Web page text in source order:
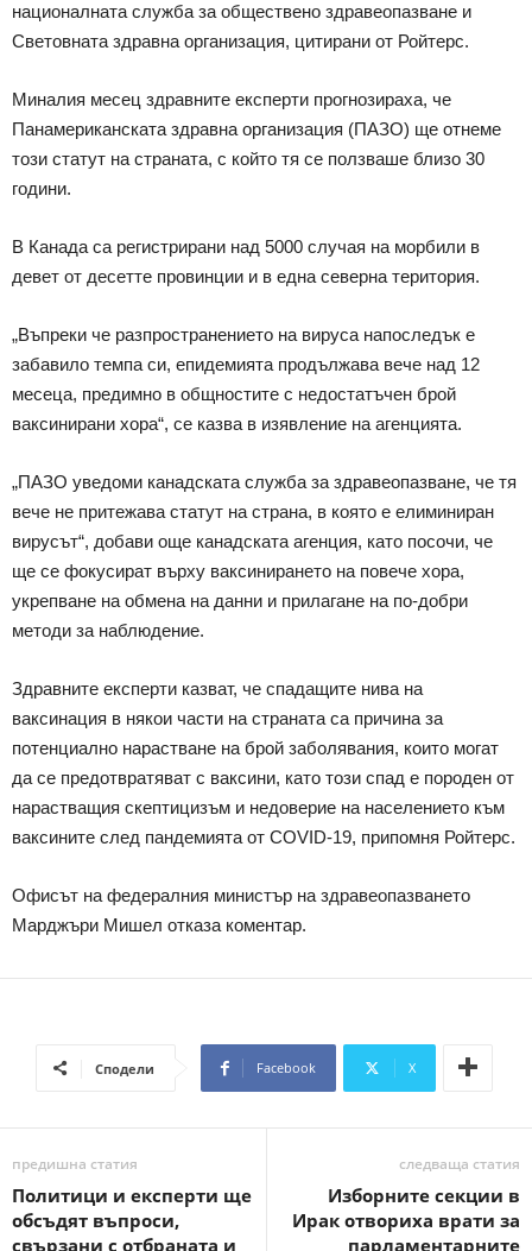
националната служба за обществено здравеопазване и
Световната здравна организация, цитирани от Ройтерс.
Миналия месец здравните експерти прогнозираха, че
Панамериканската здравна организация (ПАЗО) ще отнеме
този статут на страната, с който тя се ползваше близо 30
години.
В Канада са регистрирани над 5000 случая на морбили в
девет от десетте провинции и в една северна територия.
„Въпреки че разпространението на вируса напоследък е
забавило темпа си, епидемията продължава вече над 12
месеца, предимно в общностите с недостатъчен брой
ваксинирани хора“, се казва в изявление на агенцията.
„ПАЗО уведоми канадската служба за здравеопазване, че тя
вече не притежава статут на страна, в която е елиминиран
вирусът“, добави още канадската агенция, като посочи, че
ще се фокусират върху ваксинирането на повече хора,
укрепване на обмена на данни и прилагане на по-добри
методи за наблюдение.
Здравните експерти казват, че спадащите нива на
ваксинация в някои части на страната са причина за
потенциално нарастване на брой заболявания, които могат
да се предотвратяват с ваксини, като този спад е породен от
нарастващия скептицизъм и недоверие на населението към
ваксините след пандемията от COVID-19, припомня Ройтерс.
Офисът на федералния министър на здравеопазването
Марджъри Мишел отказа коментар.
Сподели Facebook X
предишна статия
Политици и експерти ще
обсъдят въпроси,
свързани с отбраната и
следваща статия
Изборните секции в
Ирак отвориха врати за
парламентарните